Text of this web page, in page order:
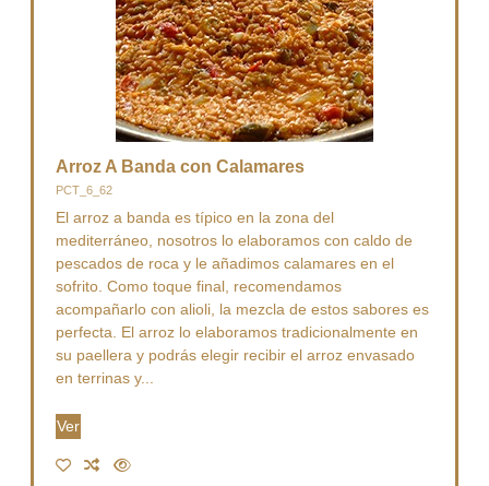
Arroz A Banda con Calamares
PCT_6_62
El arroz a banda es típico en la zona del
mediterráneo, nosotros lo elaboramos con caldo de
pescados de roca y le añadimos calamares en el
sofrito. Como toque final, recomendamos
acompañarlo con alioli, la mezcla de estos sabores es
perfecta. El arroz lo elaboramos tradicionalmente en
su paellera y podrás elegir recibir el arroz envasado
en terrinas y...
Ver